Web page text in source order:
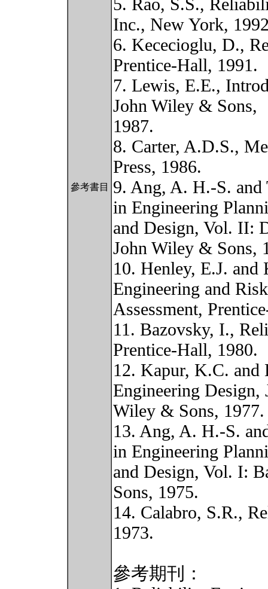
參考書目
5. Rao, S.S.,
Inc., New York,
6. Kececioglu, D.,
Prentice-Hall, 1991.
7. Lewis, E.E.,
John Wiley & Sons,
1987.
8. Carter, A.D.S.,
Press, 1986.
9. Ang, A. H.-S. and
in Engineering
and Design, Vol. II:
John Wiley & Sons,
10. Henley, E.J.
Engineering and Risk
Assessment,
11. Bazovsky, I.,
Prentice-Hall, 1980.
12. Kapur, K.C.
Engineering Design,
Wiley & Sons, 1977.
13. Ang, A. H.-S.
in Engineering
and Design, Vol. I:
Sons, 1975.
14. Calabro, S.R.,
1973.
參考期刊：